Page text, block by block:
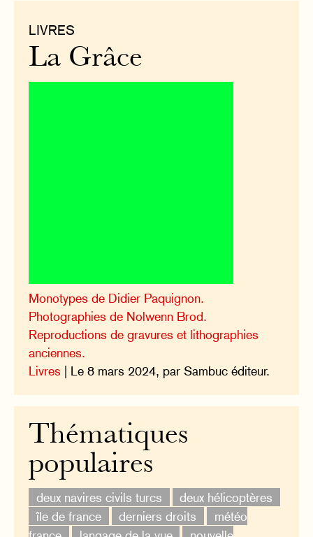
LIVRES
La Grâce
Monotypes de Didier Paquignon.
Photographies de Nolwenn Brod.
Reproductions de gravures et lithographies
anciennes.
Livres | Le 8 mars 2024, par Sambuc éditeur.
Thématiques
populaires
deux navires civils turcs
deux hélicoptères
île de france
derniers droits
météo